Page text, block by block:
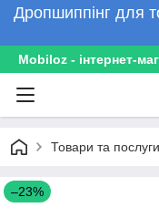
Дропшиппінг для
Mobiloz - інтернет-
Товари та послуги
–23%